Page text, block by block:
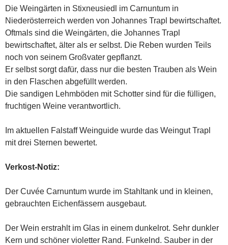
Die Weingärten in Stixneusiedl im Carnuntum in
Niederösterreich werden von Johannes Trapl bewirtschaftet.
Oftmals sind die Weingärten, die Johannes Trapl
bewirtschaftet, älter als er selbst. Die Reben wurden Teils
noch von seinem Großvater gepflanzt.
Er selbst sorgt dafür, dass nur die besten Trauben als Wein
in den Flaschen abgefüllt werden.
Die sandigen Lehmböden mit Schotter sind für die fülligen,
fruchtigen Weine verantwortlich.
Im aktuellen Falstaff Weinguide wurde das Weingut Trapl
mit drei Sternen bewertet.
Verkost-Notiz:
Der Cuvée Carnuntum wurde im Stahltank und in kleinen,
gebrauchten Eichenfässern ausgebaut.
Der Wein erstrahlt im Glas in einem dunkelrot. Sehr dunkler
Kern und schöner violetter Rand. Funkelnd. Sauber in der